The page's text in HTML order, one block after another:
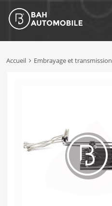
Accueil Embrayage et transmission